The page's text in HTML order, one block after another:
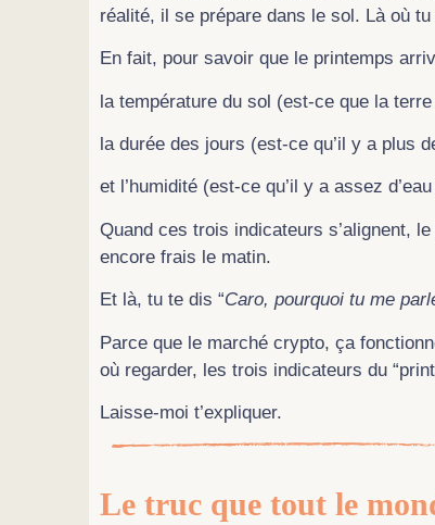
réalité, il se prépare dans le sol. Là où
En fait, pour savoir que le printemps
la température du sol (est-ce que la
la durée des jours (est-ce qu’il y a plus
et l’humidité (est-ce qu’il y a assez
Quand ces trois indicateurs s’alignent,
encore frais le matin.
Et là, tu te dis “Caro, pourquoi tu me
Parce que le marché crypto, ça
où regarder, les trois indicateurs du
Laisse-moi t’expliquer.
Le truc que tout le